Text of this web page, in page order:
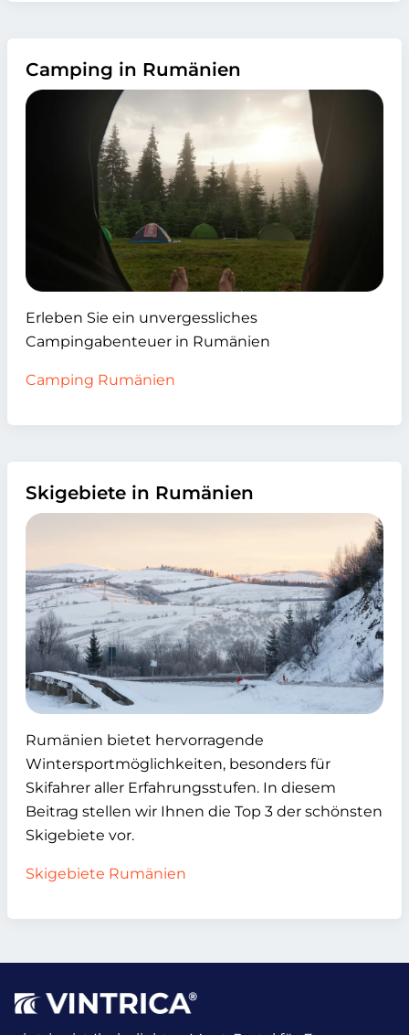
Camping in Rumänien
Erleben Sie ein unvergessliches
Campingabenteuer in Rumänien
Camping Rumänien
Skigebiete in Rumänien
Rumänien bietet hervorragende
Wintersportmöglichkeiten, besonders für
Skifahrer aller Erfahrungsstufen. In diesem
Beitrag stellen wir Ihnen die Top 3 der schönsten
Skigebiete vor.
Skigebiete Rumänien